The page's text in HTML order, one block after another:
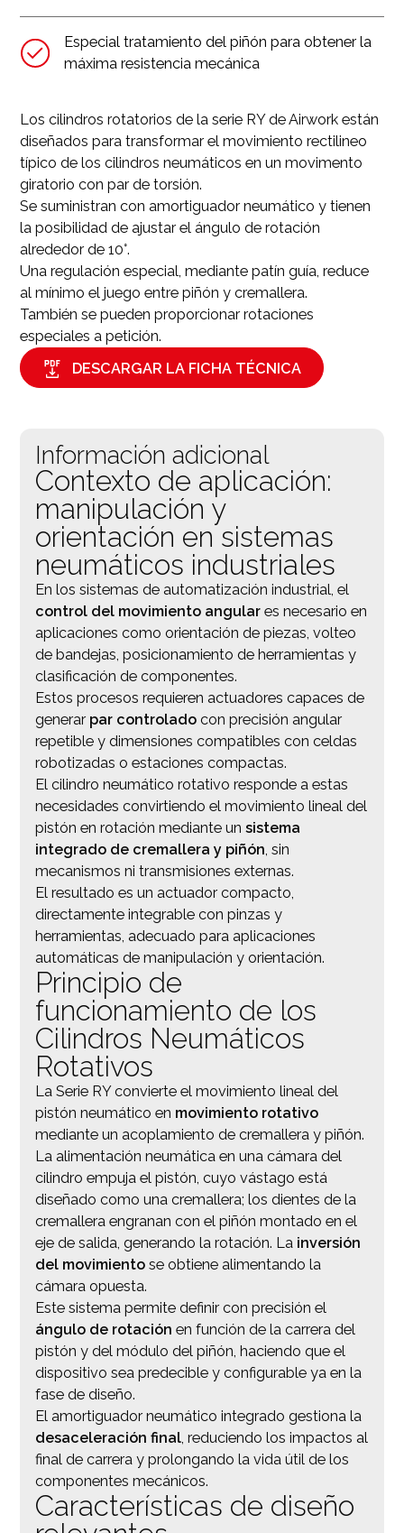
Especial tratamiento del piñón para obtener la
máxima resistencia mecánica
Los cilindros rotatorios de la serie RY de Airwork están
diseñados para transformar el movimiento rectilineo
típico de los cilindros neumáticos en un movimento
giratorio con par de torsión.
Se suministran con amortiguador neumático y tienen
la posibilidad de ajustar el ángulo de rotación
alrededor de 10°.
Una regulación especial, mediante patín guía, reduce
al mínimo el juego entre piñón y cremallera.
También se pueden proporcionar rotaciones
especiales a petición.
DESCARGAR LA FICHA TÉCNICA
Información adicional
Contexto de aplicación:
manipulación y
orientación en sistemas
neumáticos industriales
En los sistemas de automatización industrial, el
control del movimiento angulares necesario en
aplicaciones como orientación de piezas, volteo
de bandejas, posicionamiento de herramientas y
clasificación de componentes.
Estos procesos requieren actuadores capaces de
generar par controladocon precisión angular
repetible y dimensiones compatibles con celdas
robotizadas o estaciones compactas.
El cilindro neumático rotativo responde a estas
necesidades convirtiendo el movimiento lineal del
pistón en rotación mediante un sistema
integrado de cremallera y piñón, sin
mecanismos ni transmisiones externas.
El resultado es un actuador compacto,
directamente integrable con pinzas y
herramientas, adecuado para aplicaciones
automáticas de manipulación y orientación.
Principio de
funcionamiento de los
Cilindros Neumáticos
Rotativos
La Serie RY convierte el movimiento lineal del
pistón neumático en movimiento rotativo
mediante un acoplamiento de cremallera y piñón.
La alimentación neumática en una cámara del
cilindro empuja el pistón, cuyo vástago está
diseñado como una cremallera; los dientes de la
cremallera engranan con el piñón montado en el
eje de salida, generando la rotación. La inversión
del movimientose obtiene alimentando la
cámara opuesta.
Este sistema permite definir con precisión el
ángulo de rotación en función de la carrera del
pistón y del módulo del piñón, haciendo que el
dispositivo sea predecible y configurable ya en la
fase de diseño.
El amortiguador neumático integrado gestiona la
desaceleración final, reduciendo los impactos al
final de carrera y prolongando la vida útil de los
componentes mecánicos.
Características de diseño